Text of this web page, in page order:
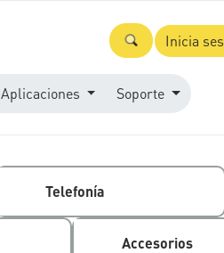
Inicia
Aplicaciones Soporte
Telefonía
Accesorios